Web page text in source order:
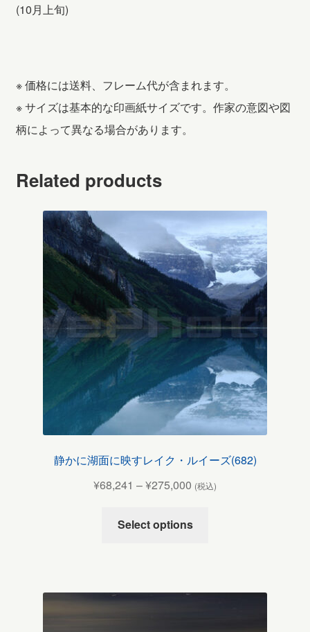
(10月上旬)
※ 価格には送料、フレーム代が含まれます。
※ サイズは基本的な印画紙サイズです。作家の意図や図
柄によって異なる場合があります。
Related products
静かに湖面に映すレイク・ルイーズ(682)
¥68,241 –¥275,000 (税込)
Select options